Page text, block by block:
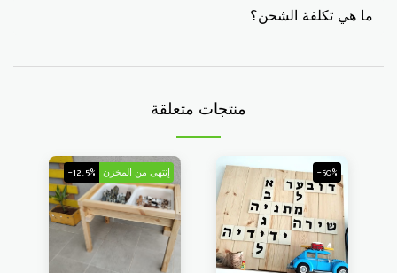
ما هي تكلفة الشحن؟
منتجات متعلقة
-50% إنتهى من المخزن -12.5%